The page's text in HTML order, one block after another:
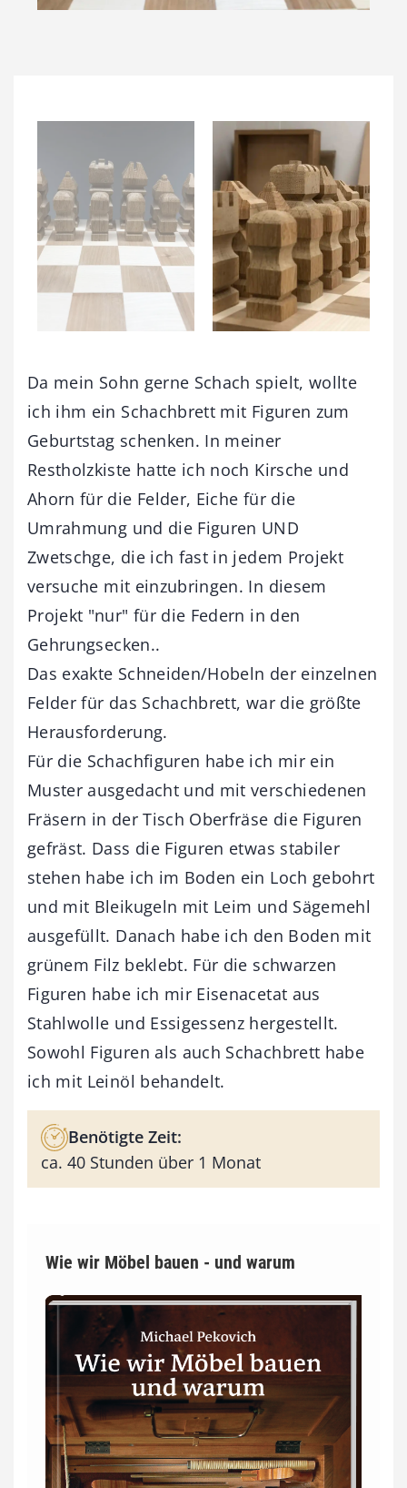
Da mein Sohn gerne Schach spielt, wollte
ich ihm ein Schachbrett mit Figuren zum
Geburtstag schenken. In meiner
Restholzkiste hatte ich noch Kirsche und
Ahorn für die Felder, Eiche für die
Umrahmung und die Figuren UND
Zwetschge, die ich fast in jedem Projekt
versuche mit einzubringen. In diesem
Projekt "nur" für die Federn in den
Gehrungsecken..
Das exakte Schneiden/Hobeln der einzelnen
Felder für das Schachbrett, war die größte
Herausforderung.
Für die Schachfiguren habe ich mir ein
Muster ausgedacht und mit verschiedenen
Fräsern in der Tisch Oberfräse die Figuren
gefräst. Dass die Figuren etwas stabiler
stehen habe ich im Boden ein Loch gebohrt
und mit Bleikugeln mit Leim und Sägemehl
ausgefüllt. Danach habe ich den Boden mit
grünem Filz beklebt. Für die schwarzen
Figuren habe ich mir Eisenacetat aus
Stahlwolle und Essigessenz hergestellt.
Sowohl Figuren als auch Schachbrett habe
ich mit Leinöl behandelt.
Benötigte Zeit:
ca. 40 Stunden über 1 Monat
Wie wir Möbel bauen - und warum